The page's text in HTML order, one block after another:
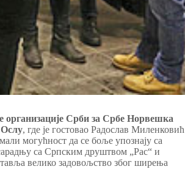
организације Срби за Србе Норвешка
Ослу, где је гостовао Радослав Миленковић
могућност да се боље упознају са
са Српским друштвом „Рас“ и
велико задовољство због ширења